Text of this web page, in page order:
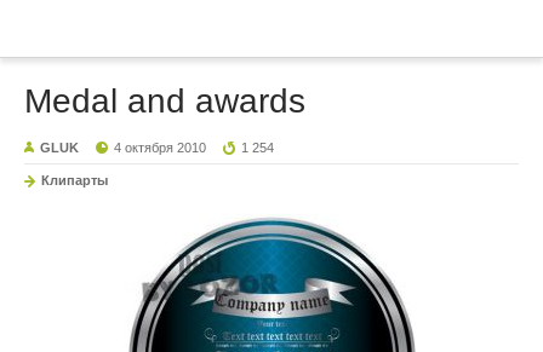
Medal and awards
GLUK 4 октября 2010 1 254
Клипарты